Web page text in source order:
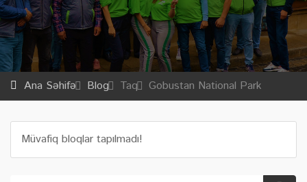
Ana Səhifə Blog Taq Gobustan National Park
Müvafiq bloqlar tapılmadı!